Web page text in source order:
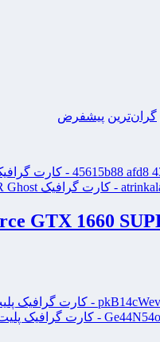
گران‌ترین پیشفرض